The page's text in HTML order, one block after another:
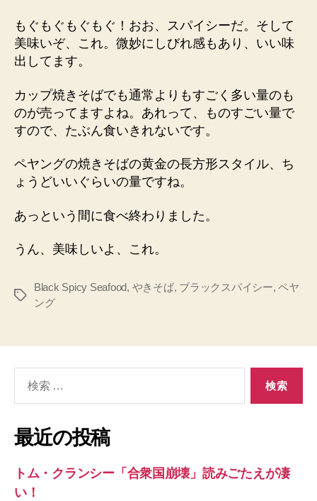
もぐもぐもぐもぐ！おお、スパイシーだ。そして
美味いぞ、これ。微妙にしびれ感もあり、いい味
出してます。
カップ焼きそばでも通常よりもすごく多い量のも
のが売ってますよね。あれって、ものすごい量で
すので、たぶん食いきれないです。
ペヤングの焼きそばの黄金の長方形スタイル、ち
ょうどいいぐらいの量ですね。
あっという間に食べ終わりました。
うん、美味しいよ、これ。
タ
Black Spicy Seafood, やきそば, ブラックスパイシー,ペヤ
ング
象:
最近の投稿
トム・クランシー「合衆国崩壊」読みごたえが凄
い！